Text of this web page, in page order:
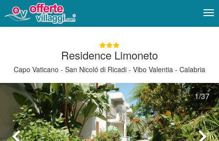
Residence Limoneto
Capo Vaticano - San Nicoló di Ricadi - Vibo Valentia - Calabria
1/37